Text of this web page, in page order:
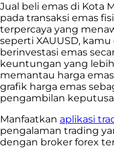
Jual beli emas di Kota
pada transaksi emas
terpercaya yang
seperti XAUUSD,
berinvestasi emas
keuntungan yang
memantau harga
grafik harga emas
pengambilan
Manfaatkan aplikasi
pengalaman trading
dengan broker forex